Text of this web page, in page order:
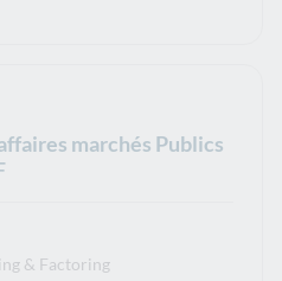
marchés Publics
& Factoring